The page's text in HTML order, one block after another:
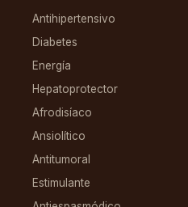
Antihipertensivo
Diabetes
Energía
Hepatoprotector
Afrodisíaco
Ansiolítico
Antitumoral
Estimulante